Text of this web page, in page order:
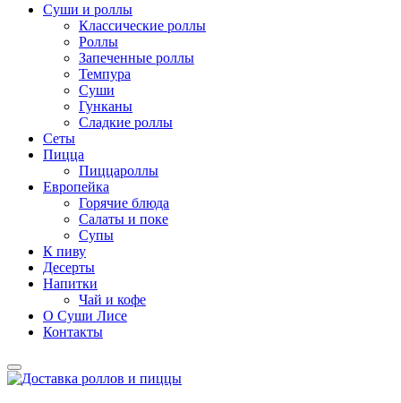
Суши и роллы
Классические роллы
Роллы
Запеченные роллы
Темпура
Суши
Гунканы
Сладкие роллы
Сеты
Пицца
Пиццароллы
Европейка
Горячие блюда
Салаты и поке
Супы
К пиву
Десерты
Напитки
Чай и кофе
О Суши Лисе
Контакты